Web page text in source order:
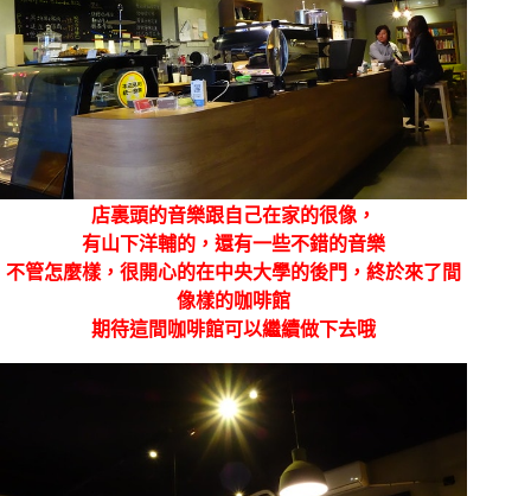
店裏頭的音樂跟自己在家的很像，
有山下洋輔的，還有一些不錯的音樂
不管怎麼樣，很開心的在中央大學的後門，終於來了間
像樣的咖啡館
期待這間咖啡館可以繼續做下去哦